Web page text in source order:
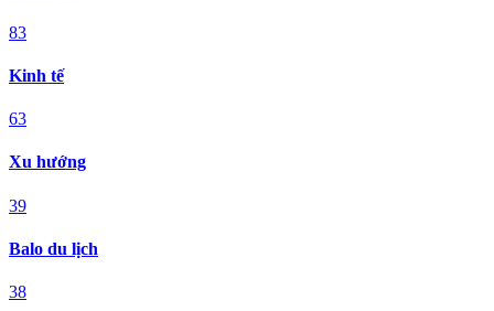
83
Kinh tế
63
Xu hướng
39
Balo du lịch
38